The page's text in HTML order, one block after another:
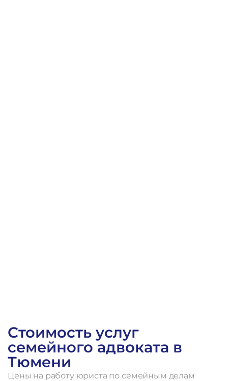
Стоимость услуг
семейного адвоката в
Тюмени
Цены на работу юриста по семейным делам